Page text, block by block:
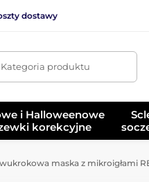
dostawy
Kategoria produktu
i Halloweenowe
korekcyjne
maska z mikroigłami